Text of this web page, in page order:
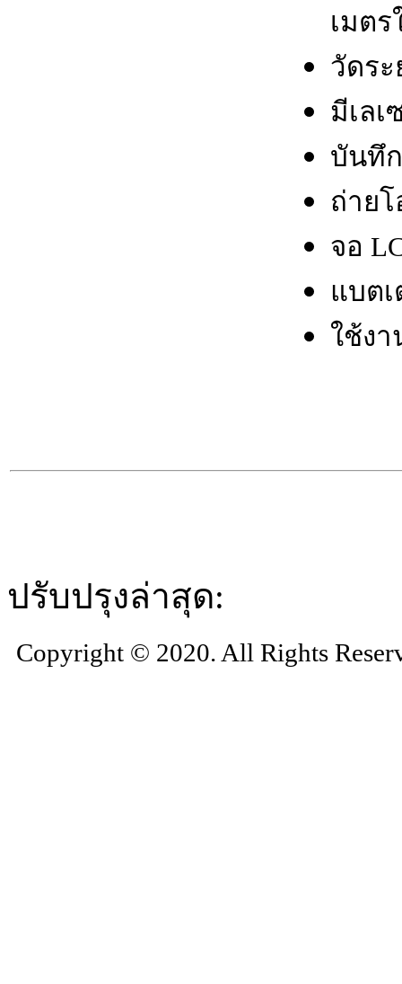
เมต
วัดระ
มีเลเ
บันทึ
ถ่าย
จอ
แบต
ใช้งา
ปรับปรุงล่าสุด:
Copyright © 2020. All Rights